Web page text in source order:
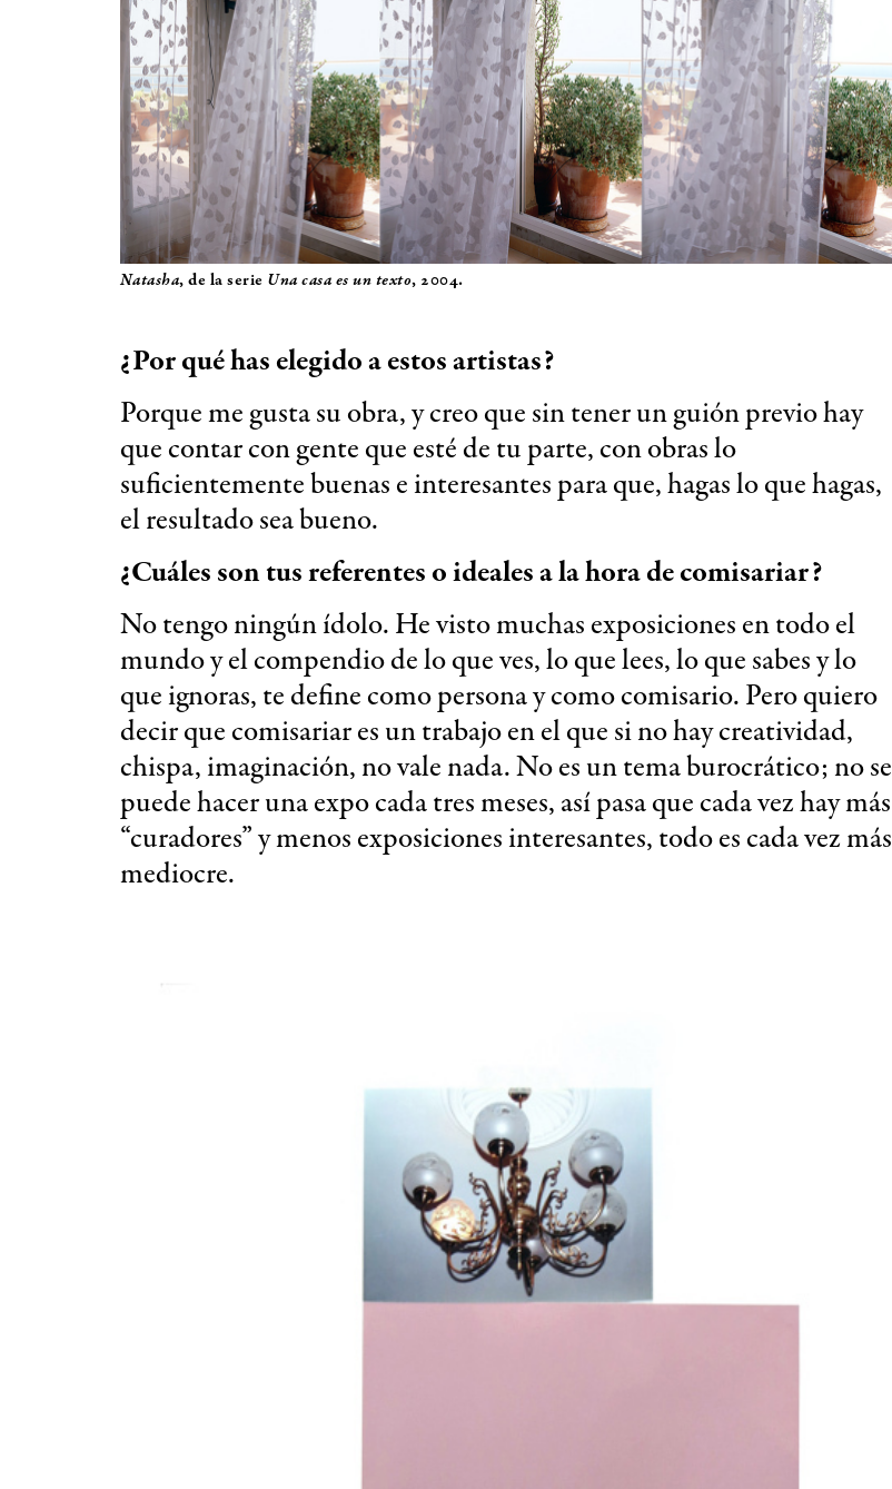
Natasha, de la serie Una casa es un texto, 2004.
¿Por qué has elegido a estos artistas?
Porque me gusta su obra, y creo que sin tener un guión previo hay
que contar con gente que esté de tu parte, con obras lo
suficientemente buenas e interesantes para que, hagas lo que hagas,
el resultado sea bueno.
¿Cuáles son tus referentes o ideales a la hora de comisariar?
No tengo ningún ídolo. He visto muchas exposiciones en todo el
mundo y el compendio de lo que ves, lo que lees, lo que sabes y lo
que ignoras, te define como persona y como comisario. Pero quiero
decir que comisariar es un trabajo en el que si no hay creatividad,
chispa, imaginación, no vale nada. No es un tema burocrático; no se
puede hacer una expo cada tres meses, así pasa que cada vez hay más
“curadores” y menos exposiciones interesantes, todo es cada vez más
mediocre.